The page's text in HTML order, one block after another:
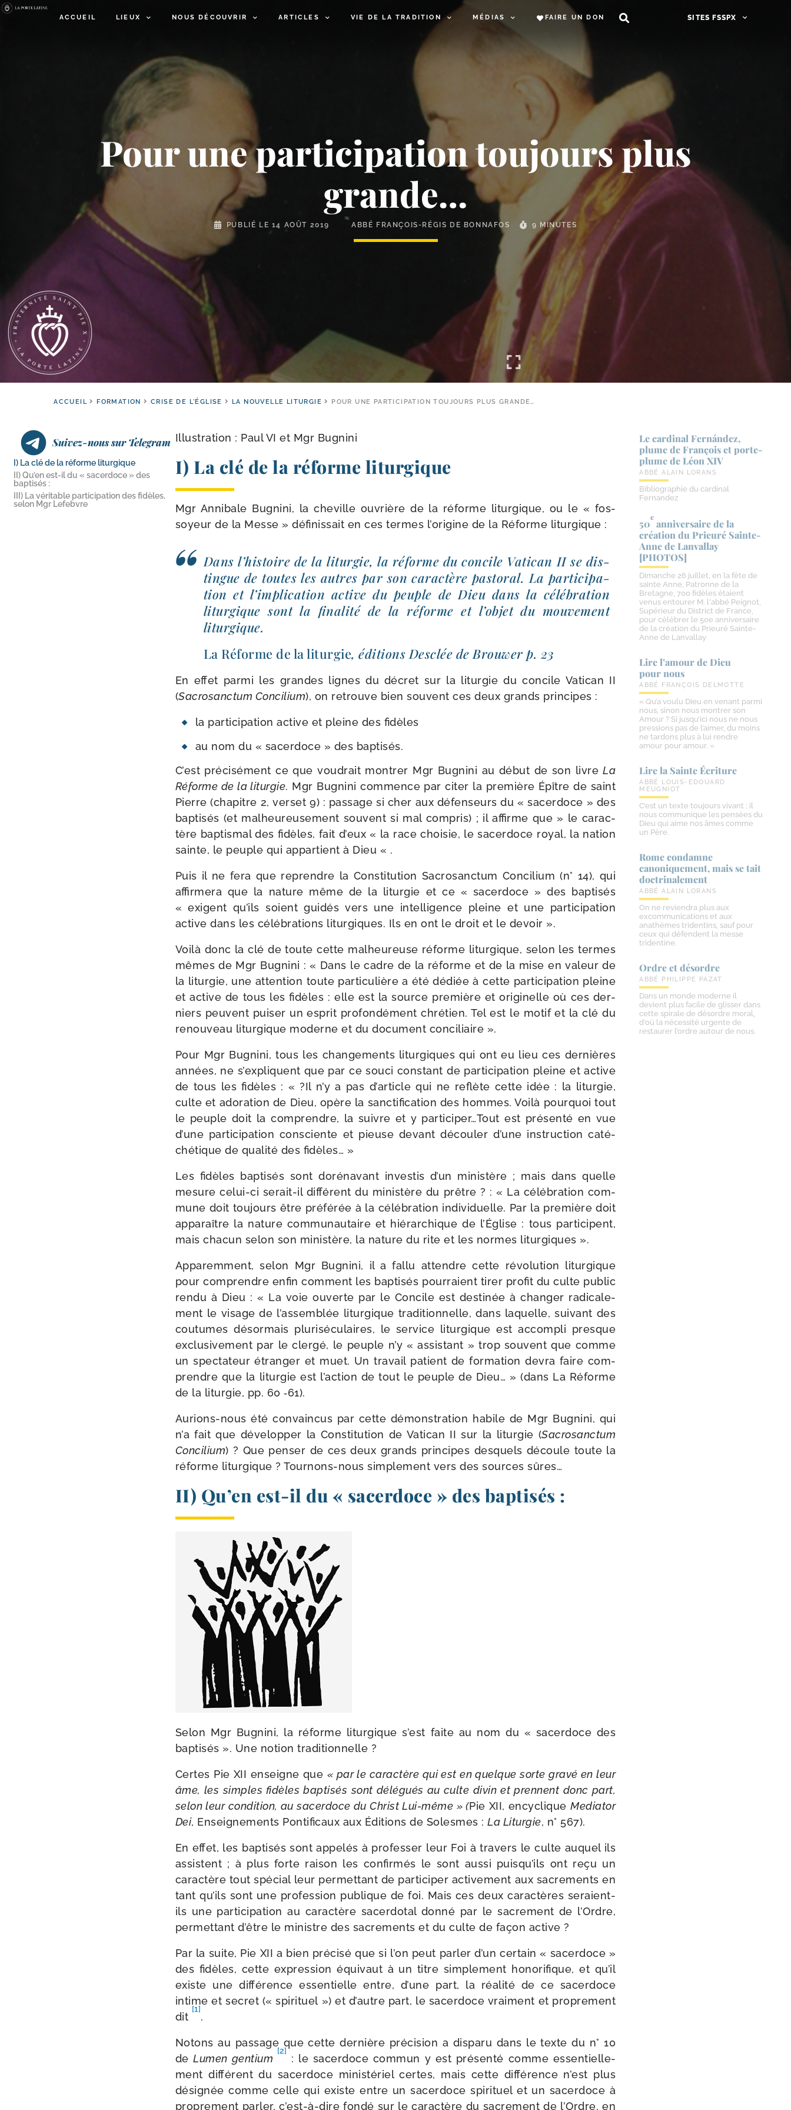
ACCUEIL LIEUX NOUS DÉCOUVRIR ARTICLES VIE DE LA TRADITION MÉDIAS FAIRE UN DON SITES FSSPX
Pour une participation toujours plus
grande…
PUBLIÉ LE 14 AOÛT 2019 ABBÉ FRANÇOIS-RÉGIS DE BONNAFOS 9 MINUTES
ACCUEIL FORMATION CRISE DE L'ÉGLISE LA NOUVELLE LITURGIE POUR UNE PARTICIPATION TOUJOURS PLUS GRANDE…
Suivez-nous sur Telegram
I) La clé de la réforme liturgique
II) Qu’en est-​il du « sacerdoce » des
baptisés :
III) La véritable participation des fidèles,
selon Mgr Lefebvre
Illustration : Paul VI et Mgr Bugnini
I) La clé de la réforme liturgique
Mgr Annibale Bugnini, la che­ville ouvrière de la réforme litur­gique, ou le « fos­
soyeur de la Messe » défi­nis­sait en ces termes l’origine de la Réforme liturgique :
Dans l’histoire de la litur­gie, la réforme du concile Vatican II se dis­
tingue de toutes les autres par son carac­tère pas­to­ral. La par­ti­ci­pa­
tion et l’implication active du peuple de Dieu dans la célé­bra­tion
litur­gique sont la fina­li­té de la réforme et l’objet du mou­ve­ment
liturgique.
La Réforme de la litur­gie, édi­tions Desclée de Brouwer p. 23
En effet par­mi les grandes lignes du décret sur la litur­gie du concile Vatican II
(Sacrosanctum Concilium), on retrouve bien sou­vent ces deux grands principes :
la par­ti­ci­pa­tion active et pleine des fidèles
au nom du « sacer­doce » des baptisés.
C’est pré­ci­sé­ment ce que vou­drait mon­trer Mgr Bugnini au début de son livreLa
Réforme de la litur­gie. Mgr Bugnini com­mence par citer la pre­mière Épître de saint
Pierre (cha­pitre 2, ver­set 9) : pas­sage si cher aux défen­seurs du « sacer­doce » des
bap­ti­sés (et mal­heu­reu­se­ment sou­vent si mal com­pris) ; il affirme que » le carac­
tère bap­tis­mal des fidèles, fait d’eux « la race choi­sie, le sacer­doce royal, la nation
sainte, le peuple qui appar­tient à Dieu « .
Puis il ne fera que reprendre la Constitution Sacrosanctum Concilium (n° 14), qui
affir­me­ra que la nature même de la litur­gie et ce « sacer­doce » des bap­ti­sés
« exigent qu’ils soient gui­dés vers une intel­li­gence pleine et une par­ti­ci­pa­tion
active dans les célé­bra­tions litur­giques. Ils en ont le droit et le devoir ».
Voilà donc la clé de toute cette mal­heu­reuse réforme litur­gique, selon les termes
mêmes de Mgr Bugnini : « Dans le cadre de la réforme et de la mise en valeur de
la litur­gie, une atten­tion toute par­ti­cu­lière a été dédiée à cette par­ti­ci­pa­tion pleine
et active de tous les fidèles : elle est la source pre­mière et ori­gi­nelle où ces der­
niers peuvent pui­ser un esprit pro­fon­dé­ment chré­tien. Tel est le motif et la clé du
renou­veau litur­gique moderne et du docu­ment conciliaire ».
Pour Mgr Bugnini, tous les chan­ge­ments litur­giques qui ont eu lieu ces der­nières
années, ne s’expliquent que par ce sou­ci constant de par­ti­ci­pa­tion pleine et active
de tous les fidèles : « ?Il n’y a pas d’article qui ne reflète cette idée : la litur­gie,
culte et ado­ra­tion de Dieu, opère la sanc­ti­fi­ca­tion des hommes. Voilà pour­quoi tout
le peuple doit la com­prendre, la suivre et y participer…Tout est pré­sen­té en vue
d’une par­ti­ci­pa­tion consciente et pieuse devant décou­ler d’une ins­truc­tion caté­
ché­tique de qua­li­té des fidèles… »
Les fidèles bap­ti­sés sont doré­na­vant inves­tis d’un minis­tère ; mais dans quelle
mesure celui-​ci serait-​il dif­fé­rent du minis­tère du prêtre ? : « La célé­bra­tion com­
mune doit tou­jours être pré­fé­rée à la célé­bra­tion indi­vi­duelle. Par la pre­mière doit
appa­raître la nature com­mu­nau­taire et hié­rar­chique de l’Église : tous par­ti­cipent,
mais cha­cun selon son minis­tère, la nature du rite et les normes liturgiques ».
Apparemment, selon Mgr Bugnini, il a fal­lu attendre cette révo­lu­tion litur­gique
pour com­prendre enfin com­ment les bap­ti­sés pour­raient tirer pro­fit du culte public
ren­du à Dieu : « La voie ouverte par le Concile est des­ti­née à chan­ger radi­ca­le­
ment le visage de l’assemblée litur­gique tra­di­tion­nelle, dans laquelle, sui­vant des
cou­tumes désor­mais plu­ri­sé­cu­laires, le ser­vice litur­gique est accom­pli presque
exclu­si­ve­ment par le cler­gé, le peuple n’y « assis­tant » trop sou­vent que comme
un spec­ta­teur étran­ger et muet. Un tra­vail patient de for­ma­tion devra faire com­
prendre que la litur­gie est l’action de tout le peuple de Dieu… » (dans La Réforme
de la litur­gie, pp. 60 ‑61).
Aurions-​nous été convain­cus par cette démons­tra­tion habile de Mgr Bugnini, qui
n’a fait que déve­lop­per la Constitution de Vatican II sur la litur­gie (Sacrosanctum
Concilium) ? Que pen­ser de ces deux grands prin­cipes des­quels découle toute la
réforme litur­gique ? Tournons-​nous sim­ple­ment vers des sources sûres…
II) Qu’en est-​il du « sacerdoce » des baptisés :
Selon Mgr Bugnini, la réforme litur­gique s’est faite au nom du « sacer­doce des
bap­ti­sés ». Une notion traditionnelle ?
Certes Pie XII enseigne que « par le carac­tère qui est en quelque sorte gra­vé en leur
âme, les simples fidèles bap­ti­sés sont délé­gués au culte divin et prennent donc part,
selon leur condi­tion, au sacer­doce du Christ Lui-​même » (Pie XII, ency­cliqueMediator
Dei, Enseignements Pontificaux aux Éditions de Solesmes :La Liturgie, n° 567).
En effet, les bap­ti­sés sont appe­lés à pro­fes­ser leur Foi à tra­vers le culte auquel ils
assistent ; à plus forte rai­son les confir­més le sont aus­si puisqu’ils ont reçu un
carac­tère tout spé­cial leur per­met­tant de par­ti­ci­per acti­ve­ment aux sacre­ments en
tant qu’ils sont une pro­fes­sion publique de foi. Mais ces deux carac­tères seraient-​
ils une par­ti­ci­pa­tion au carac­tère sacer­do­tal don­né par le sacre­ment de l’Ordre,
per­met­tant d’être le ministre des sacre­ments et du culte de façon active ?
Par la suite, Pie XII a bien pré­ci­sé que si l’on peut par­ler d’un cer­tain « sacer­doce »
des fidèles, cette expres­sion équi­vaut à un titre sim­ple­ment hono­ri­fique, et qu’il
existe une dif­fé­rence essen­tielle entre, d’une part, la réa­li­té de ce sacer­doce
intime et secret (« spi­ri­tuel ») et d’autre part, le sacer­doce vrai­ment et pro­pre­ment
dit
[1]
.
Notons au pas­sage que cette der­nière pré­ci­sion a dis­pa­ru dans le texte du n° 10
deLumen gen­tium
[2]
: le sacer­doce com­mun y est pré­sen­té comme essen­tiel­le­
ment dif­fé­rent du sacer­doce minis­té­riel certes, mais cette dif­fé­rence n’est plus
dési­gnée comme celle qui existe entre un sacer­doce spi­ri­tuel et un sacer­doce à
pro­pre­ment par­ler, c’est-à-dire fon­dé sur le carac­tère du sacre­ment de l’Ordre, en
Le cardinal Fernández,
plume de François et porte-​
plume de Léon XIV
ABBÉ ALAIN LORANS
Bibliographie du cardinal
Fernandez
50
e
anniversaire de la
création du Prieuré Sainte-​
Anne de Lanvallay
[PHOTOS]
Dimanche 26 juillet, en la fête de
sainte Anne, Patronne de la
Bretagne, 700 fidèles étaient
venus entourer M. l'abbé Peignot,
Supérieur du District de France,
pour célébrer le 50e anniversaire
de la création du Prieuré Sainte-
Anne de Lanvallay
Lire l’amour de Dieu
pour nous
ABBÉ FRANÇOIS DELMOTTE
« Qu’a voulu Dieu en venant parmi
nous, sinon nous montrer son
Amour ? Si jusqu’ici nous ne nous
pressions pas de l’aimer, du moins
ne tardons plus à lui rendre
amour pour amour. »
Lire la Sainte Écriture
ABBÉ LOUIS-EDOUARD
MEUGNIOT
C’est un texte toujours vivant ; il
nous communique les pensées du
Dieu qui aime nos âmes comme
un Père.
Rome condamne
canoniquement, mais se tait
doctrinalement
ABBÉ ALAIN LORANS
On ne reviendra plus aux
excommunications et aux
anathèmes tridentins, sauf pour
ceux qui défendent la messe
tridentine.
Ordre et désordre
ABBÉ PHILIPPE PAZAT
Dans un monde moderne il
devient plus facile de glisser dans
cette spirale de désordre moral,
d’où la nécessité urgente de
restaurer l’ordre autour de nous.